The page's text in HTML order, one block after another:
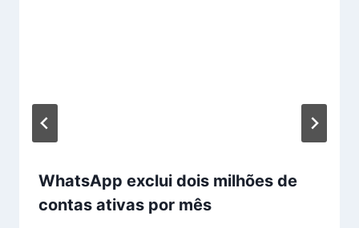
WhatsApp exclui dois milhões de
contas ativas por mês